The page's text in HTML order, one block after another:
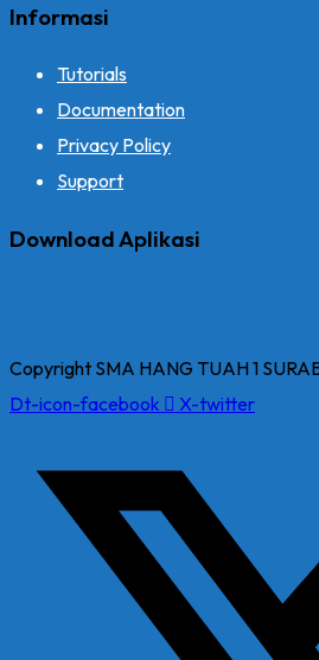
Informasi
Tutorials
Documentation
Privacy Policy
Support
Download Aplikasi
Copyright SMA HANG TUAH 1
Dt-icon-facebook
X-twitter